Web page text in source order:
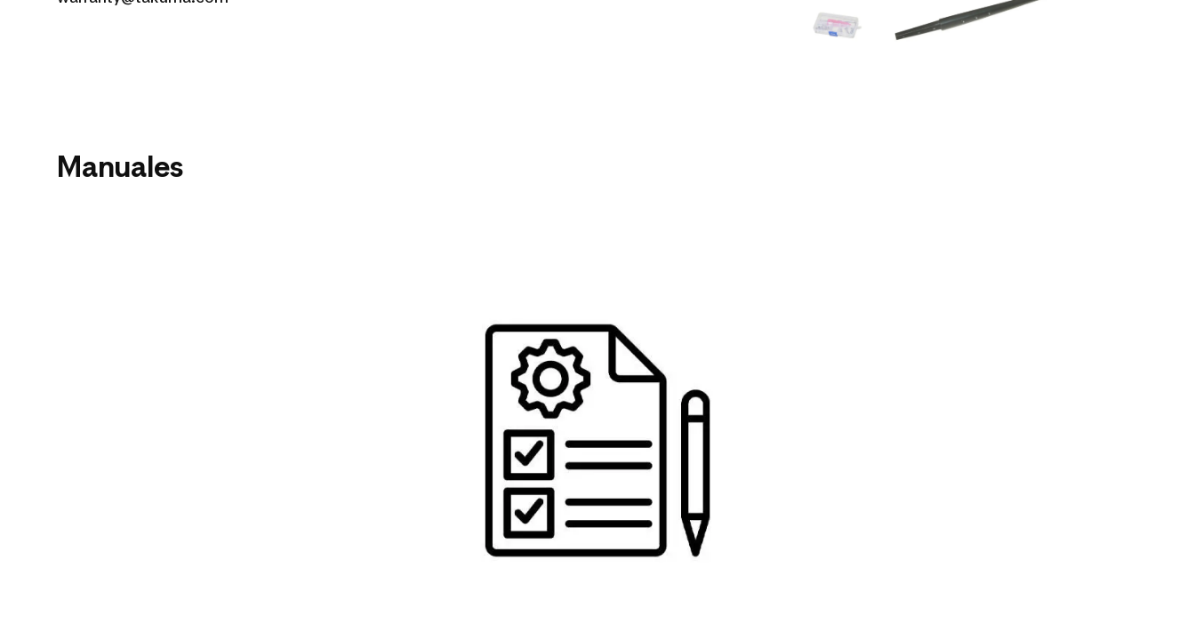
Manuales